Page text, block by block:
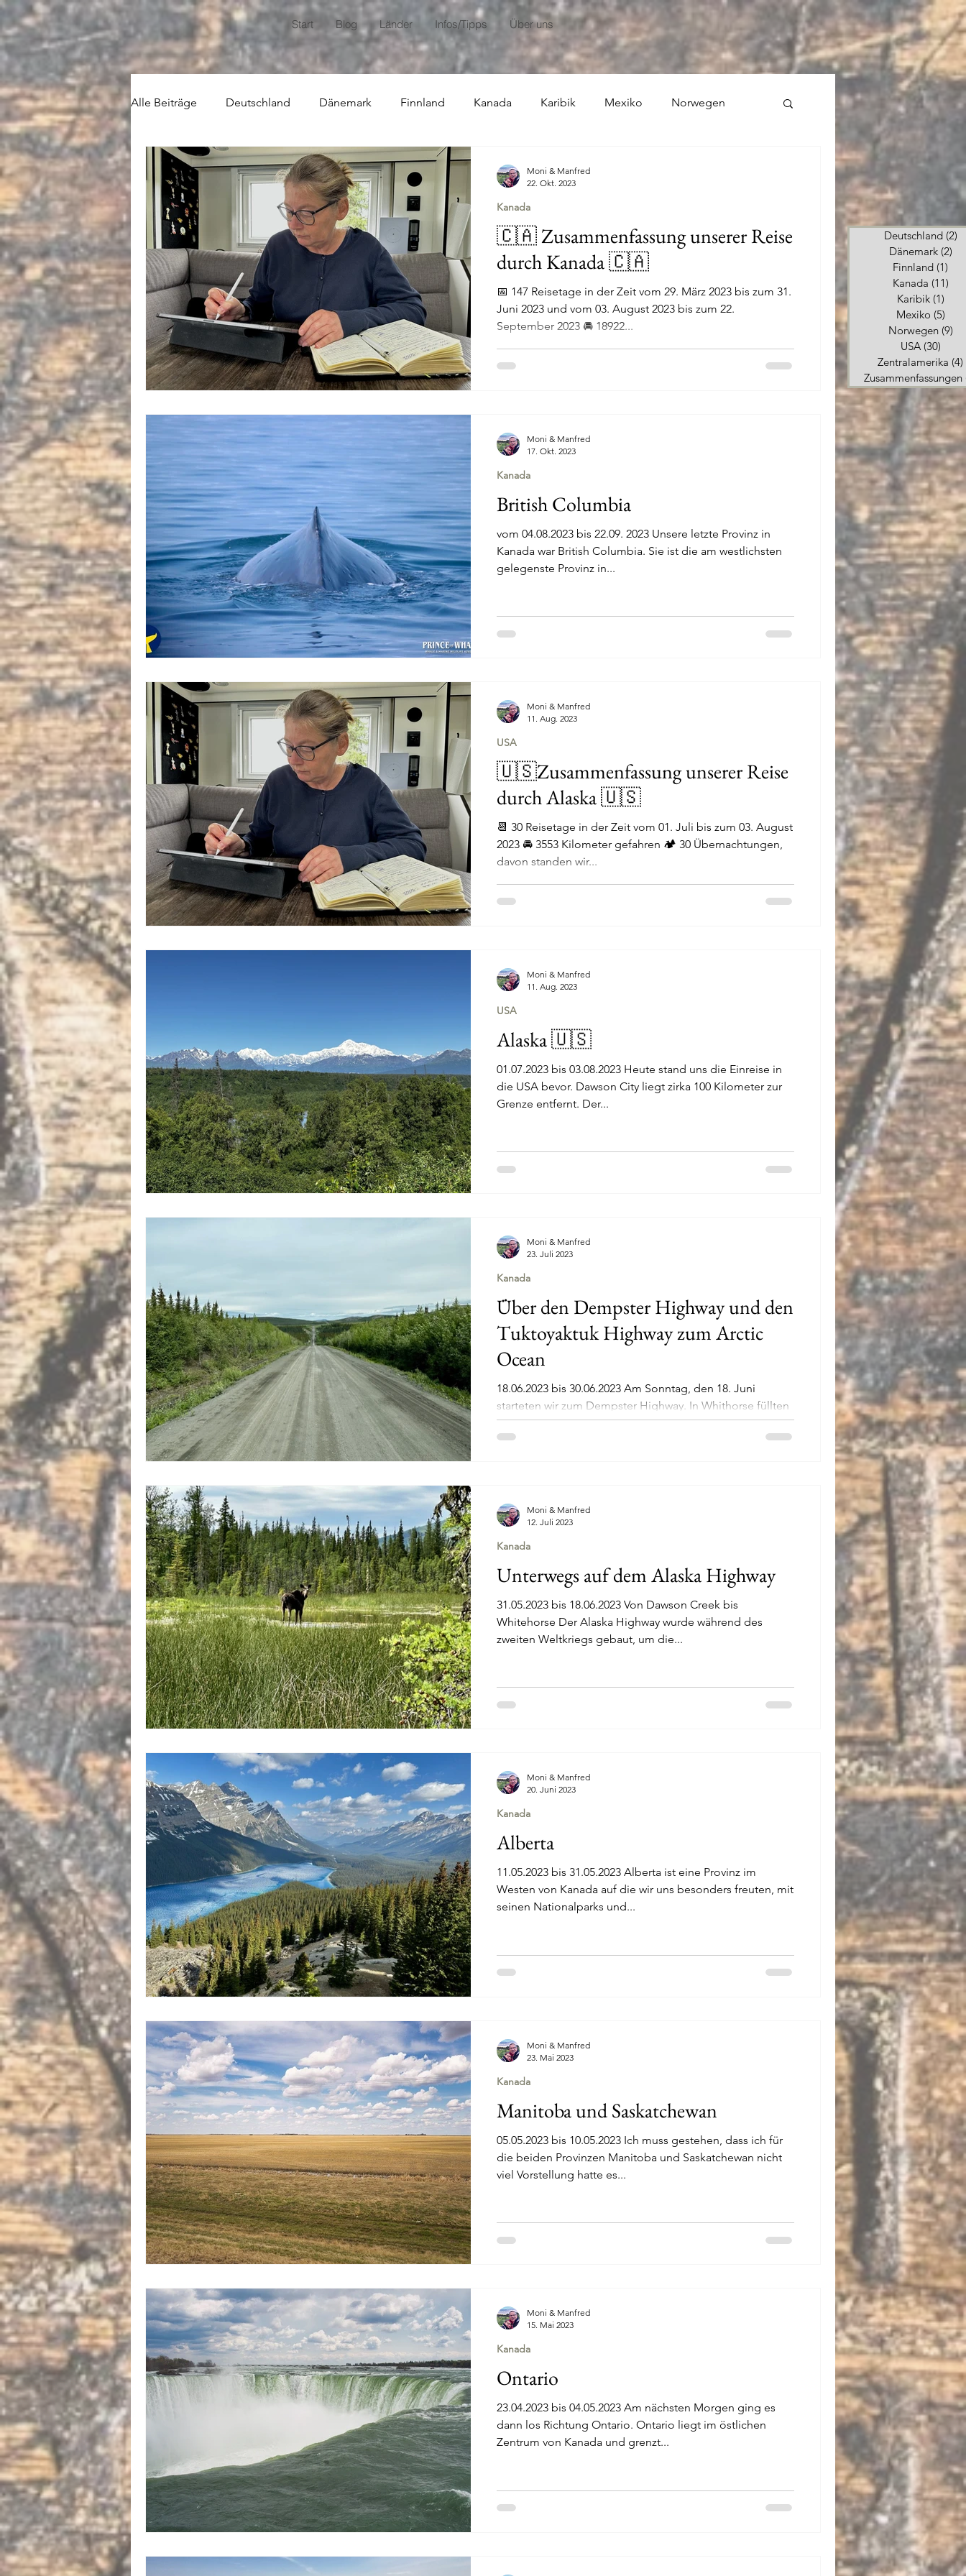
Start Blog Länder Infos/Tipps Über uns
Alle Beiträge Deutschland Dänemark Finnland Kanada Karibik Mexiko Norwegen
USA Zentralamerika Zusammenfassungen
🇨🇦 Zusammenfassung unserer Reise
durch Kanada 🇨🇦
📅 147 Reisetage in der Zeit vom 29. März 2023 bis zum 31.
Juni 2023 und vom 03. August 2023 bis zum 22.
September 2023 🚘 18922...
Kanada
Moni & Manfred
22. Okt. 2023
British Columbia
vom 04.08.2023 bis 22.09. 2023 Unsere letzte Provinz in
Kanada war British Columbia. Sie ist die am westlichsten
gelegenste Provinz in...
Kanada
Moni & Manfred
17. Okt. 2023
🇺🇸Zusammenfassung unserer Reise
durch Alaska 🇺🇸
📆 30 Reisetage in der Zeit vom 01. Juli bis zum 03. August
2023 🚘 3553 Kilometer gefahren 🏕️ 30 Übernachtungen,
davon standen wir...
USA
Moni & Manfred
11. Aug. 2023
Alaska 🇺🇸
01.07.2023 bis 03.08.2023 Heute stand uns die Einreise in
die USA bevor. Dawson City liegt zirka 100 Kilometer zur
Grenze entfernt. Der...
USA
Moni & Manfred
11. Aug. 2023
Über den Dempster Highway und den
Tuktoyaktuk Highway zum Arctic
Ocean
18.06.2023 bis 30.06.2023 Am Sonntag, den 18. Juni
starteten wir zum Dempster Highway. In Whithorse füllten
wir nochmal Kühlschrank,...
Kanada
Moni & Manfred
23. Juli 2023
Unterwegs auf dem Alaska Highway
31.05.2023 bis 18.06.2023 Von Dawson Creek bis
Whitehorse Der Alaska Highway wurde während des
zweiten Weltkriegs gebaut, um die...
Kanada
Moni & Manfred
12. Juli 2023
Alberta
11.05.2023 bis 31.05.2023 Alberta ist eine Provinz im
Westen von Kanada auf die wir uns besonders freuten, mit
seinen Nationalparks und...
Kanada
Moni & Manfred
20. Juni 2023
Manitoba und Saskatchewan
05.05.2023 bis 10.05.2023 Ich muss gestehen, dass ich für
die beiden Provinzen Manitoba und Saskatchewan nicht
viel Vorstellung hatte es...
Kanada
Moni & Manfred
23. Mai 2023
Ontario
23.04.2023 bis 04.05.2023 Am nächsten Morgen ging es
dann los Richtung Ontario. Ontario liegt im östlichen
Zentrum von Kanada und grenzt...
Kanada
Moni & Manfred
15. Mai 2023
Deutschland (2)
Dänemark (2)
Finnland (1)
Kanada (11)
Karibik (1)
Mexiko (5)
Norwegen (9)
USA (30)
Zentralamerika (4)
Zusammenfassungen